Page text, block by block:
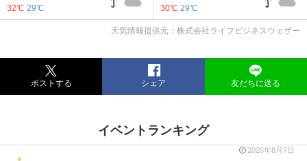
32℃ 29℃ 30℃ 29℃
天気情報提供元：株式会社ライフビジネスウェザー
ポストする シェア 友だちに送る
イベントランキング
2026年8月7日